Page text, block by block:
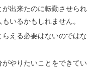
が出来たのに転勤させられ
いるかもしれません。
える必要はないのではな
やりたいことをできてい